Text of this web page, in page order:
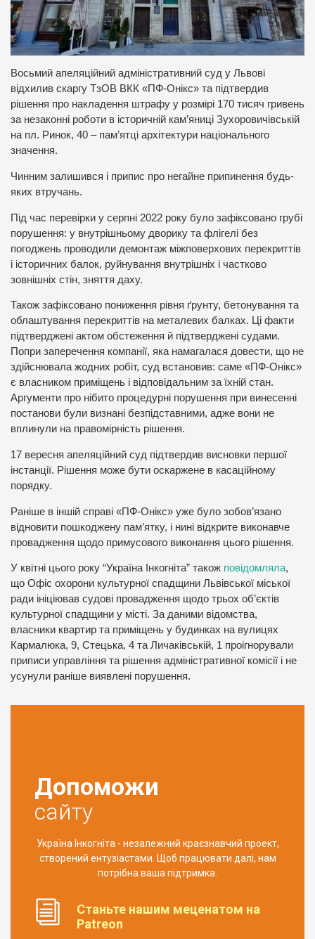
Восьмий апеляційний адміністративний суд у Львові
відхилив скаргу ТзОВ ВКК «ПФ-Онікс» та підтвердив
рішення про накладення штрафу у розмірі 170 тисяч гривень
за незаконні роботи в історичній кам’яниці Зухоровичівській
на пл. Ринок, 40 – пам’ятці архітектури національного
значення.
Чинним залишився і припис про негайне припинення будь-
яких втручань.
Під час перевірки у серпні 2022 року було зафіксовано грубі
порушення: у внутрішньому дворику та флігелі без
погоджень проводили демонтаж міжповерхових перекриттів
і історичних балок, руйнування внутрішніх і частково
зовнішніх стін, зняття даху.
Також зафіксовано пониження рівня ґрунту, бетонування та
облаштування перекриттів на металевих балках. Ці факти
підтверджені актом обстеження й підтверджені судами.
Попри заперечення компанії, яка намагалася довести, що не
здійснювала жодних робіт, суд встановив: саме «ПФ-Онікс»
є власником приміщень і відповідальним за їхній стан.
Аргументи про нібито процедурні порушення при винесенні
постанови були визнані безпідставними, адже вони не
вплинули на правомірність рішення.
17 вересня апеляційний суд підтвердив висновки першої
інстанції. Рішення може бути оскаржене в касаційному
порядку.
Раніше в іншій справі «ПФ-Онікс» уже було зобов’язано
відновити пошкоджену пам’ятку, і нині відкрите виконавче
провадження щодо примусового виконання цього рішення.
У квітні цього року “Україна Інкогніта” також повідомляла,
що Офіс охорони культурної спадщини Львівської міської
ради ініціював судові провадження щодо трьох об’єктів
культурної спадщини у місті. За даними відомства,
власники квартир та приміщень у будинках на вулицях
Кармалюка, 9, Стецька, 4 та Личаківській, 1 проігнорували
приписи управління та рішення адміністративної комісії і не
усунули раніше виявлені порушення.
Допоможи
сайту
Україна Інкогніта - незалежний краєзнавчий проект,
створений ентузіастами. Щоб працювати далі, нам
потрібна ваша підтримка.
Станьте нашим меценатом на
Patreon